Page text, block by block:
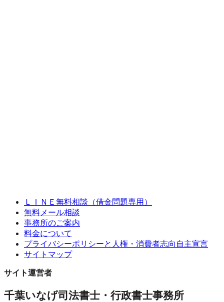
ＬＩＮＥ無料相談（借金問題専用）
無料メール相談
事務所のご案内
料金について
プライバシーポリシーと人権・消費者志向自主宣言
サイトマップ
サイト運営者
千葉いなげ司法書士・行政書士事務所